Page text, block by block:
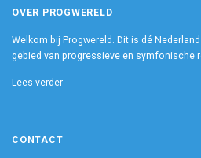
OVER PROGWERELD
Welkom bij Progwereld. Dit is dé
gebied van progressieve en symfonische
Lees verder
CONTACT